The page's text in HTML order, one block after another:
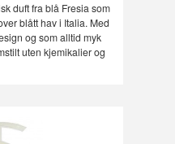
duft fra blå Fresia som
blått hav i Italia. Med
og som alltid myk
uten kjemikalier og